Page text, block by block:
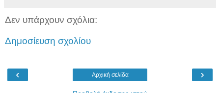
Δεν υπάρχουν σχόλια:
Δημοσίευση σχολίου
‹ ›
Αρχική σελίδα